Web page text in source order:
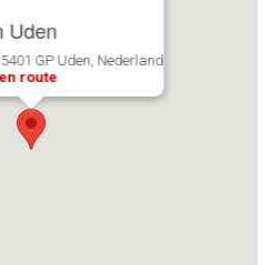
Uden
GP Uden, Nederland
route